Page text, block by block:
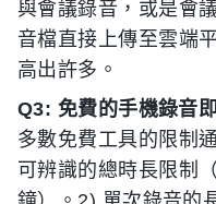
與會議錄音，或是會
音檔直接上傳至雲端
高出許多。
Q3: 免費的手機錄音
多數免費工具的限制
可辨識的總時長限制